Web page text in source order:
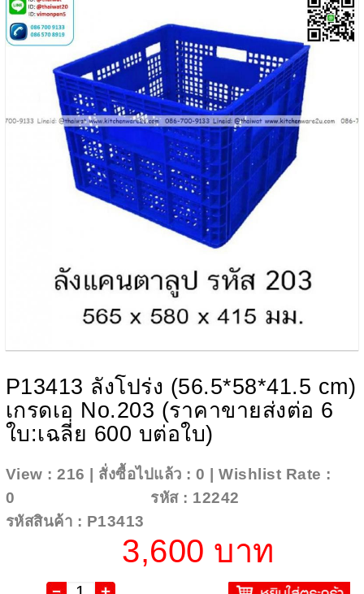
P13413 ลังโปร่ง (56.5*58*41.5 cm)
เกรดเอ No.203 (ราคาขายส่งต่อ 6
ใบ:เฉลี่ย 600 บต่อใบ)
View : 216 | สั่งซื้อไปแล้ว : 0 | Wishlist Rate :
0
รหัส : 12242
รหัสสินค้า : P13413
3,600 บาท